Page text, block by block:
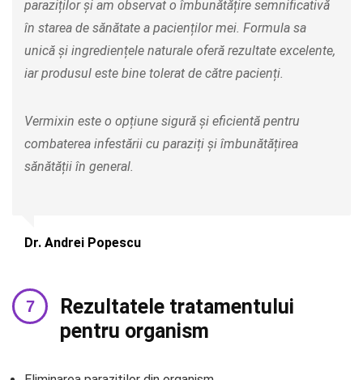
paraziților și am observat o îmbunătățire semnificativă
în starea de sănătate a pacienților mei. Formula sa
unică și ingrediențele naturale oferă rezultate excelente,
iar produsul este bine tolerat de către pacienți.
Vermixin este o opțiune sigură și eficientă pentru
combaterea infestării cu paraziți și îmbunătățirea
sănătății în general.
Dr. Andrei Popescu
Rezultatele tratamentului
pentru organism